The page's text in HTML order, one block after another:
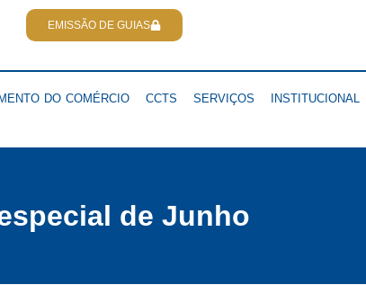
EMISSÃO DE GUIAS
DO COMÉRCIO CCTS SERVIÇOS INSTITUCIONAL
de Junho